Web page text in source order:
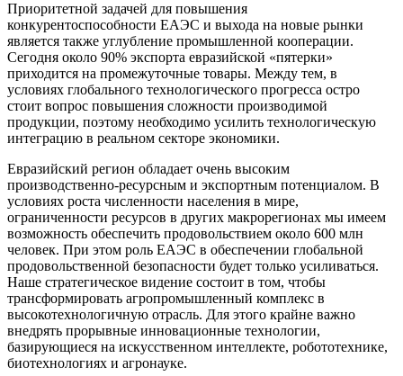
Приоритетной задачей для повышения
конкурентоспособности ЕАЭС и выхода на новые рынки
является также углубление промышленной кооперации.
Сегодня около 90% экспорта евразийской «пятерки»
приходится на промежуточные товары. Между тем, в
условиях глобального технологического прогресса остро
стоит вопрос повышения сложности производимой
продукции, поэтому необходимо усилить технологическую
интеграцию в реальном секторе экономики.
Евразийский регион обладает очень высоким
производственно-ресурсным и экспортным потенциалом. В
условиях роста численности населения в мире,
ограниченности ресурсов в других макрорегионах мы имеем
возможность обеспечить продовольствием около 600 млн
человек. При этом роль ЕАЭС в обеспечении глобальной
продовольственной безопасности будет только усиливаться.
Наше стратегическое видение состоит в том, чтобы
трансформировать агропромышленный комплекс в
высокотехнологичную отрасль. Для этого крайне важно
внедрять прорывные инновационные технологии,
базирующиеся на искусственном интеллекте, робототехнике,
биотехнологиях и агронауке.